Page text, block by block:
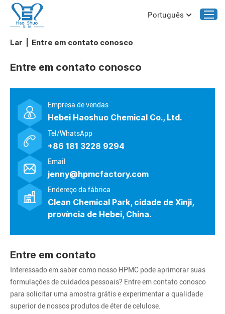
Português
Lar Entre em contato conosco
Entre em contato conosco
Empresa de vendas
Hebei Haoshuo Chemical Co., Ltd.
Tel/WhatsApp
+86 181 3228 9294
Email
jenny@hpmcfactory.com
Endereço da fábrica
Clean Chemical Park, cidade de Xinji,
província de Hebei, China.
Entre em contato
Interessado em saber como nosso HPMC pode aprimorar suas
formulações de cuidados pessoais? Entre em contato conosco
para solicitar uma amostra grátis e experimentar a qualidade
superior de nossos produtos de éter de celulose.